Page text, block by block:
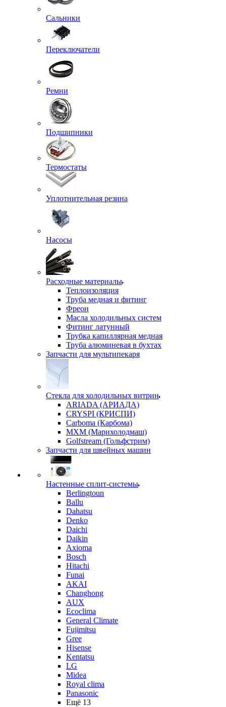
Сальники
Переключатели
Ремни
Подшипники
Термостаты
Уплотнительная резина
Насосы
Расходные материалы
Теплоизоляция
Труба медная и фитинг
Фреон
Масла холодильных систем
Фитинг латунный
Трубка капиллярная медная
Труба алюминевая в бухтах
Запчасти для мультипекаря
Стекла для холодильных витрин
ARIADA (АРИАДА)
CRYSPI (КРИСПИ)
Carboma (Карбома)
MXM (Марихолодмаш)
Golfstream (Гольфстрим)
Запчасти для швейных машин
Настенные сплит-системы
Berlingtoun
Ballu
Dahatsu
Denko
Daichi
Daikin
Axioma
Bosch
Hitachi
Funai
AKAI
Changhong
AUX
Ecoclima
General Climate
Fujimitsu
Gree
Hisense
Kentatsu
LG
Midea
Royal clima
Panasonic
Ещё 13